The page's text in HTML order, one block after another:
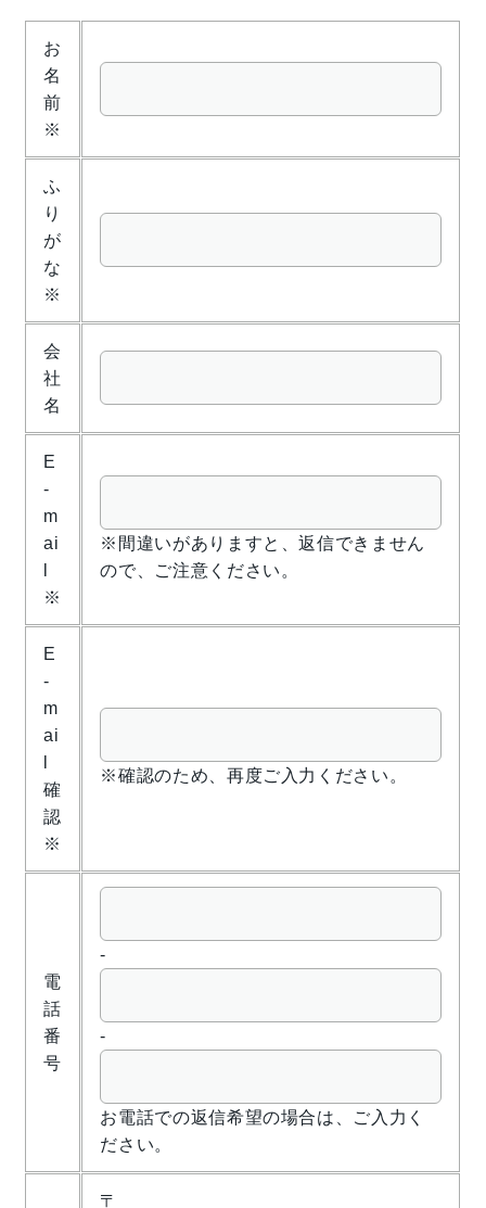
お
名
前
※
ふ
り
が
な
※
会
社
名
E
-
m
ai
※
※間違いがありますと、返信できません
ので、ご注意ください。
E
-
m
ai
確
認
※
※確認のため、再度ご入力ください。
電
話
番
号
-
-
お電話での返信希望の場合は、ご入力く
ださい。
〒